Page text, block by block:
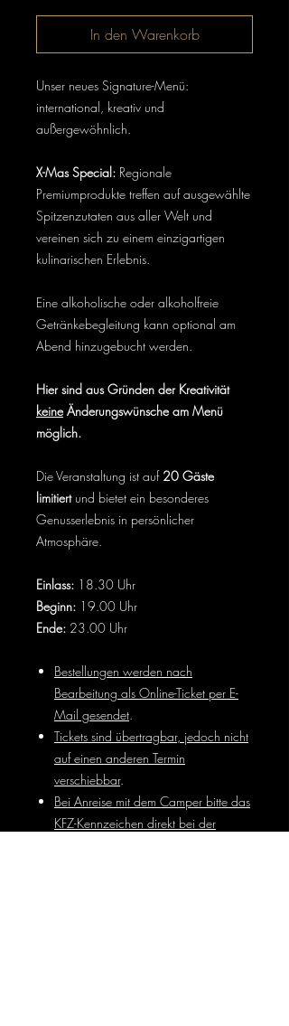
In den Warenkorb
Unser neues Signature-Menü:
international, kreativ und
außergewöhnlich.
X-Mas Special: Regionale
Premiumprodukte treffen auf ausgewählte
Spitzenzutaten aus aller Welt und
vereinen sich zu einem einzigartigen
kulinarischen Erlebnis.
Eine alkoholische oder alkoholfreie
Getränkebegleitung kann optional am
Abend hinzugebucht werden.
Hier sind aus Gründen der Kreativität
keineÄnderungswünsche am Menü
möglich.
Die Veranstaltung ist auf 20 Gäste
limitiert und bietet ein besonderes
Genusserlebnis in persönlicher
Atmosphäre.
Einlass: 18.30 Uhr
Beginn: 19.00 Uhr
Ende: 23.00 Uhr
Bestellungen werden nach
Bearbeitung als Online-Ticket per E-
Mail gesendet.
Tickets sind übertragbar, jedoch nicht
auf einen anderen Termin
verschiebbar.
Bei Anreise mit dem Camper bitte das
KFZ-Kennzeichen direkt bei der